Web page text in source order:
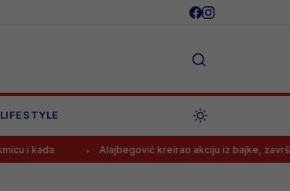
LIFESTYLE
Alajbegović kreirao akciju iz bajke, završila je pogotkom